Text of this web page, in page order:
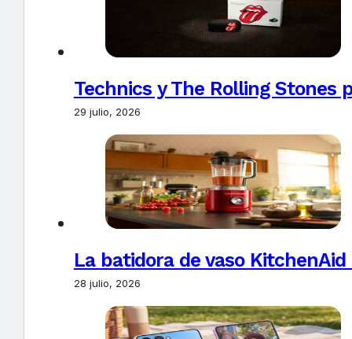
Technics y The Rolling Stones
29 julio, 2026
La batidora de vaso
28 julio, 2026